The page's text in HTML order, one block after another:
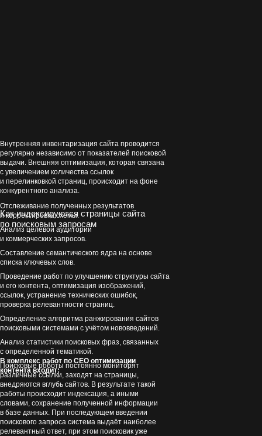
Отслеживание полученных результатов
и корректировка схемы.
Анализ целевой аудитории
и коммерческих запросов.
Составление семантического ядра на основе
списка ключевых слов.
Проведение работ по улучшению структуры сайта
и его контента, оптимизация изображений,
ссылок, устранение технических ошибок,
проверка релевантности страниц.
Определение алгоритма ранжирования сайтов
поисковыми системами с учётом нововведений.
Анализ статистики поисковых фраз, связанных
с определенной тематикой.
В комплекс работ по СЕО оптимизации
контента входит:
Внутренняя инвентаризация сайта проводится
регулярно независимо от показателей поисковой
выдачи. Внешняя оптимизация, которая связана
с увеличением количества ссылок
и перелинковкой страниц, происходит на фоне
конкурентного анализа.
Как индексируются страницы сайта
по поисковым запросам
Поисковые роботы постоянно мониторят
различные ссылки, заходят на страницы,
внедряются вглубь сайтов. В результате такой
работы происходит индексация, а иными
словами, сохранение полученной информации
в базе данных. При последующем введении
поискового запроса система выдаёт наиболее
релевантный ответ, при этом поисковик уже